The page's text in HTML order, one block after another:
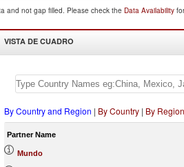
and not gap filled. Please check the Data Availability
VISTA DE CUADRO
By Country and Region | By Country | By Region
Partner Name
Mundo